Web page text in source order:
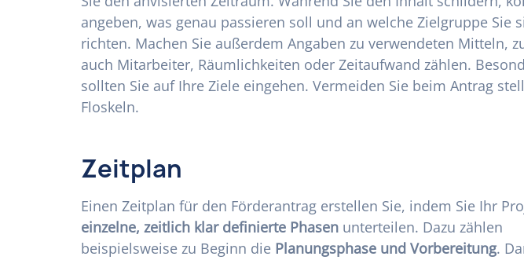
angeben, was genau passieren soll und an welche Zielgruppe Sie
richten. Machen Sie außerdem Angaben zu verwendeten Mitteln,
auch Mitarbeiter, Räumlichkeiten oder Zeitaufwand zählen.
sollten Sie auf Ihre Ziele eingehen. Vermeiden Sie beim Antrag
Floskeln.
Zeitplan
Einen Zeitplan für den Förderantrag erstellen Sie, indem Sie Ihr
einzelne, zeitlich klar definierte Phasen unterteilen. Dazu zählen
beispielsweise zu Beginn die Planungsphase und Vorbereitung.